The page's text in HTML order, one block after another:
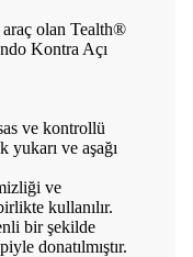
olan Tealth®
Kontra Açı
ve kontrollü
yukarı ve aşağı
ve
kullanılır.
bir şekilde
donatılmıştır.